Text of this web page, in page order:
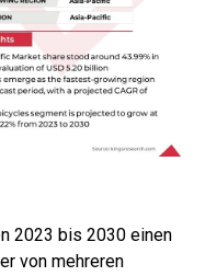
2023 bis 2030 einen
von mehreren